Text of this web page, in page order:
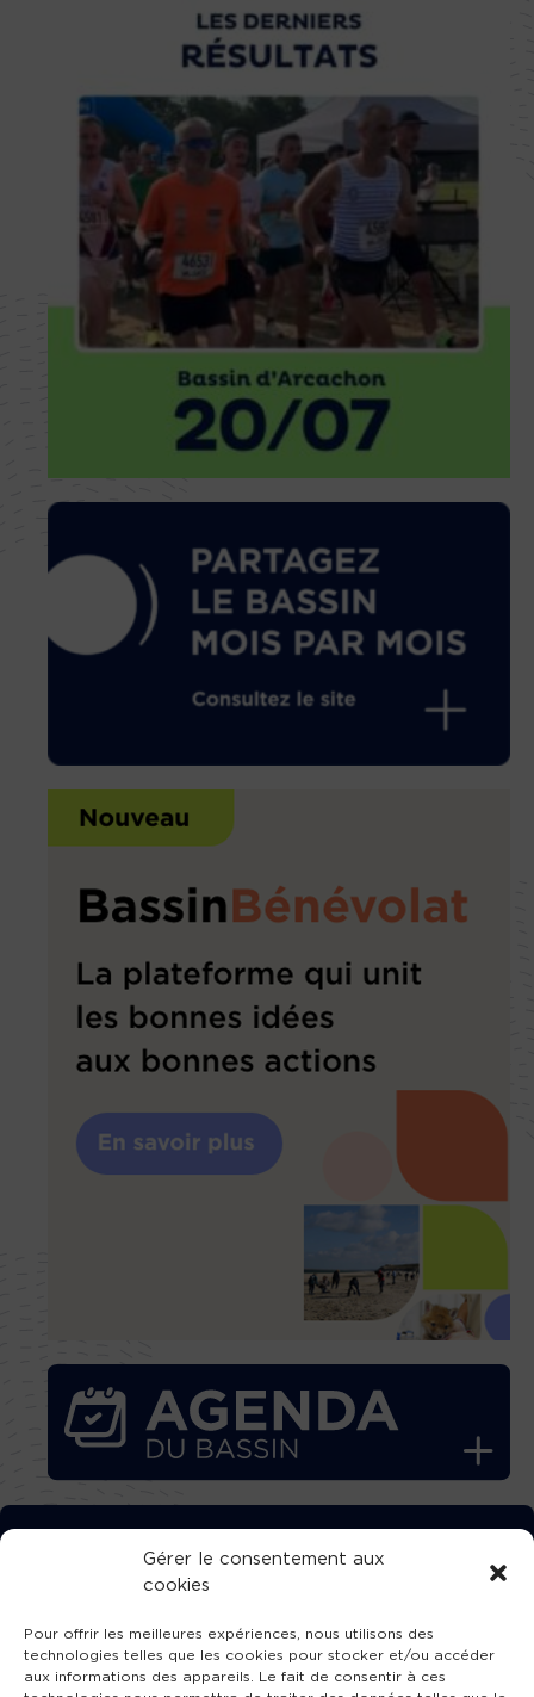
Gérer le consentement aux
cookies
Pour offrir les meilleures expériences, nous utilisons des
technologies telles que les cookies pour stocker et/ou accéder
aux informations des appareils. Le fait de consentir à ces
TÉLÉCHARGEZ GRATUITEMENT
L’APPLICATION TVBA !